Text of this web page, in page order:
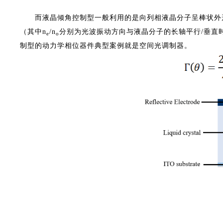
而液晶倾角控制型一般利用的是向列相液晶分子呈棒状
（其中ne/no分别为光波振动方向与液晶分子的长轴平行/垂
制型的动力学相位器件典型案例就是空间光调制器。